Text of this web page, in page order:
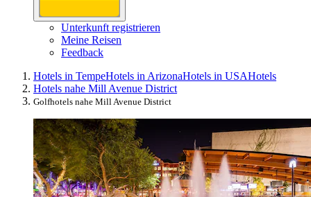
Unterkunft registrieren
Meine Reisen
Feedback
Hotels in TempeHotels in ArizonaHotels in USAHotels
Hotels nahe Mill Avenue District
Golfhotels nahe Mill Avenue District